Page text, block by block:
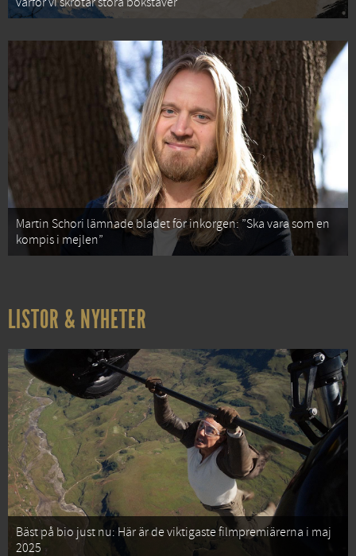
Martin Schori lämnade bladet för inkorgen: ”Ska vara som en
kompis i mejlen”
LISTOR & NYHETER
Bäst på bio just nu: Här är de viktigaste filmpremiärerna i maj
2025